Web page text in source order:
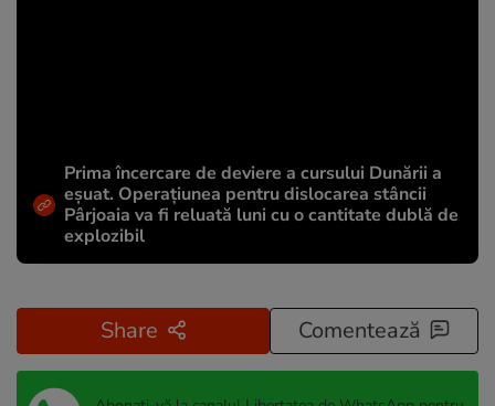
Prima încercare de deviere a cursului Dunării a
eșuat. Operațiunea pentru dislocarea stâncii
Pârjoaia va fi reluată luni cu o cantitate dublă de
explozibil
Share Comentează